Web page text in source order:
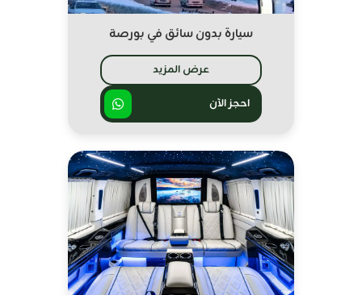
سيارة بدون سائق في بورصة
عرض المزيد
احجز الآن